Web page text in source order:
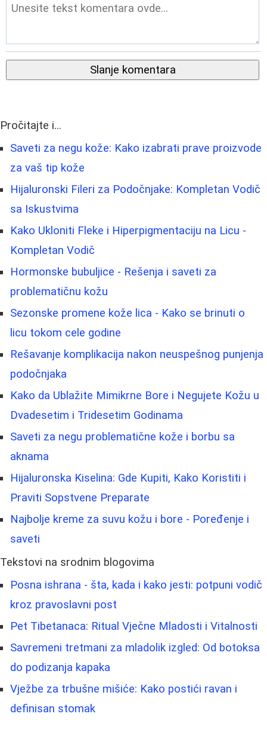
Slanje komentara
Pročitajte i...
Saveti za negu kože: Kako izabrati prave proizvode
za vaš tip kože
Hijaluronski Fileri za Podočnjake: Kompletan Vodič
sa Iskustvima
Kako Ukloniti Fleke i Hiperpigmentaciju na Licu -
Kompletan Vodič
Hormonske bubuljice - Rešenja i saveti za
problematičnu kožu
Sezonske promene kože lica - Kako se brinuti o
licu tokom cele godine
Rešavanje komplikacija nakon neuspešnog punjenja
podočnjaka
Kako da Ublažite Mimikrne Bore i Negujete Kožu u
Dvadesetim i Tridesetim Godinama
Saveti za negu problematične kože i borbu sa
aknama
Hijaluronska Kiselina: Gde Kupiti, Kako Koristiti i
Praviti Sopstvene Preparate
Najbolje kreme za suvu kožu i bore - Poređenje i
saveti
Tekstovi na srodnim blogovima
Posna ishrana - šta, kada i kako jesti: potpuni vodič
kroz pravoslavni post
Pet Tibetanaca: Ritual Vječne Mladosti i Vitalnosti
Savremeni tretmani za mladolik izgled: Od botoksa
do podizanja kapaka
Vježbe za trbušne mišiće: Kako postići ravan i
definisan stomak